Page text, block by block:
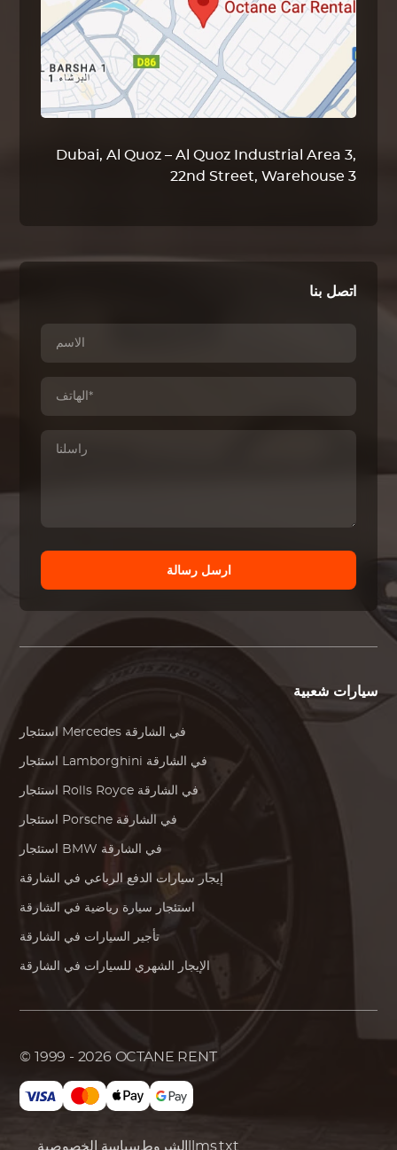
Dubai, Al Quoz – Al Quoz Industrial Area 3,
22nd Street, Warehouse 3
اتصل بنا
ارسل رسالة
سيارات شعبية
Mercedes في الشارقة
Lamborghini في الشارقة
Rolls Royce في الشارقة
Porsche في الشارقة
BMW في الشارقة
إيجار سيارات الدفع الرباعي في الشارقة
استئجار سيارة رياضية في الشارقة
تأجير السيارات في الشارقة
الإيجار الشهري للسيارات في الشارقة
© 1999 - 2026 OCTANE RENT
سياسة الخصوصيةالشروط llms.txt